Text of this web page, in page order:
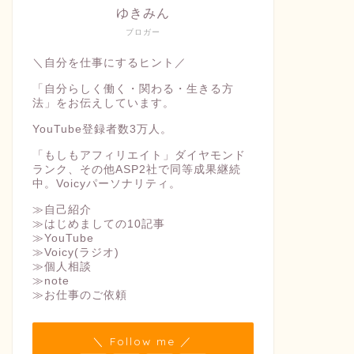
ブロガー
ゆきみん
＼自分を仕事にするヒント／
「自分らしく働く・関わる・生きる方
法」をお伝えしています。
YouTube登録者数3万人。
「もしもアフィリエイト」ダイヤモンド
ランク、その他ASP2社で同等成果継続
中。Voicyパーソナリティ。
≫自己紹介
≫はじめましての10記事
≫YouTube
≫Voicy(ラジオ)
≫個人相談
≫note
≫お仕事のご依頼
＼ Follow me ／